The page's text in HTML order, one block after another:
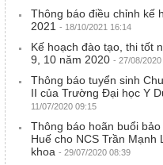
Thông báo điều chỉnh kế
2021 - 18/10/2021 16:14
Kế hoạch đào tạo, thi tốt
9, 10 năm 2020 - 27/08/
Thông báo tuyển sinh
II của Trường Đại học Y
11/07/2020 09:15
Thông báo hoãn buổi
Huế cho NCS Trần Mạnh
khoa - 29/07/2020 08:39